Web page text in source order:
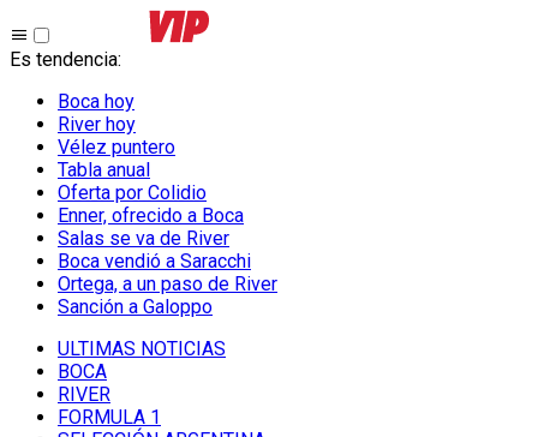
Es tendencia:
Boca hoy
River hoy
Vélez puntero
Tabla anual
Oferta por Colidio
Enner, ofrecido a Boca
Salas se va de River
Boca vendió a Saracchi
Ortega, a un paso de River
Sanción a Galoppo
ULTIMAS NOTICIAS
BOCA
RIVER
FORMULA 1